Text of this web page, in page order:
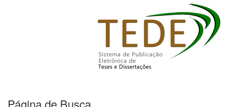
Página de Busca